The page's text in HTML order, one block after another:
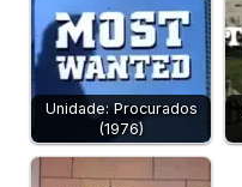
Unidade: Procurados
(1976)